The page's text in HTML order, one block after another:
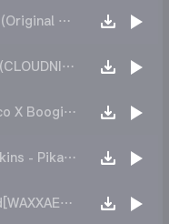
【韩风弹跳】Luminous - OMG (Original Mix)
【韩风弹跳】My Stupid Heart (CLOUDNINE Remix)
【韩国Bounce】Rock the Disco X Boogie (DAMA Mashup)
【韩风弹跳】Sweep J Grey Arkins - Pikachu
【爆点Hard】66Hz - DirtyMind[WAXXAEP002]